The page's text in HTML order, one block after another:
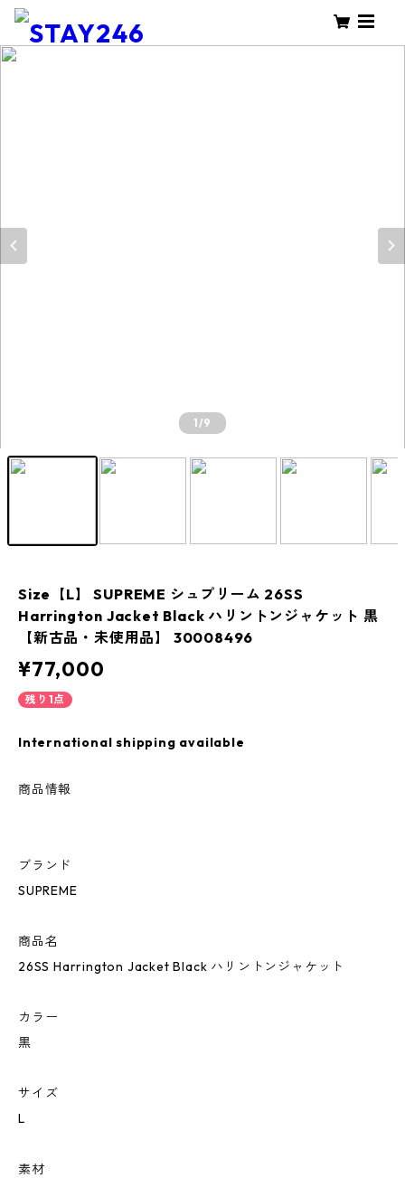
1/9
Size【L】 SUPREME シュプリーム 26SS
Harrington Jacket Black ハリントンジャケット 黒
【新古品・未使用品】 30008496
¥77,000
残り1点
International shipping available
商品情報
ブランド
SUPREME
商品名
26SS Harrington Jacket Black ハリントンジャケット
カラー
黒
サイズ
L
素材